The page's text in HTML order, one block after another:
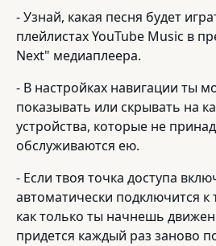
- Узнай, какая песня будет
плейлистах YouTube Music в
Next" медиаплеера.
- В настройках навигации ты
показывать или скрывать на
устройства, которые не
обслуживаются ею.
- Если твоя точка доступа
автоматически подключится
как только ты начнешь
придется каждый раз заново